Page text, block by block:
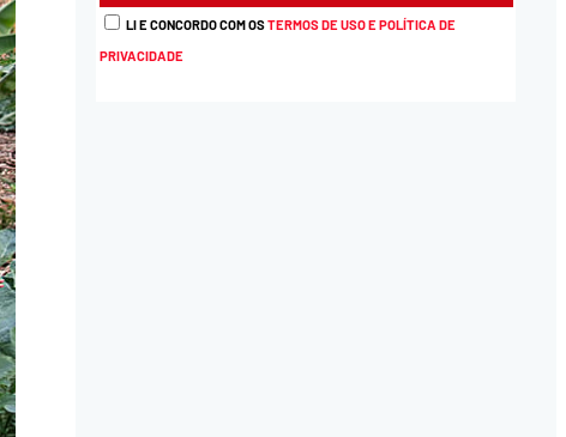
LI E CONCORDO COM OSTERMOS DE USO E POLÍTICA DE
PRIVACIDADE